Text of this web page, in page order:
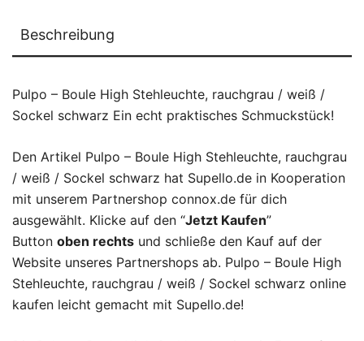
Beschreibung
Pulpo – Boule High Stehleuchte, rauchgrau / weiß /
Sockel schwarz Ein echt praktisches Schmuckstück!
Den Artikel Pulpo – Boule High Stehleuchte, rauchgrau
/ weiß / Sockel schwarz hat Supello.de in Kooperation
mit unserem Partnershop connox.de für dich
ausgewählt. Klicke auf den “Jetzt Kaufen”
Button oben rechts und schließe den Kauf auf der
Website unseres Partnershops ab. Pulpo – Boule High
Stehleuchte, rauchgrau / weiß / Sockel schwarz online
kaufen leicht gemacht mit Supello.de!